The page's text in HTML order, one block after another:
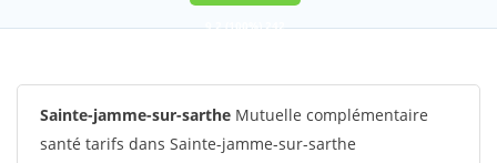
9,2(100%)242
Sainte-jamme-sur-sarthe Mutuelle complémentaire
santé tarifs dans Sainte-jamme-sur-sarthe